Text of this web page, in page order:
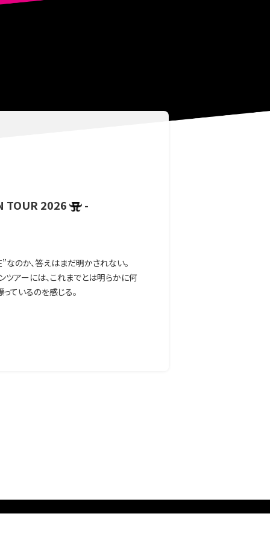
TOUR 2026 -
のか、答えはまだ明かされない。
アーには、これまでとは明らかに何
ているのを感じる。